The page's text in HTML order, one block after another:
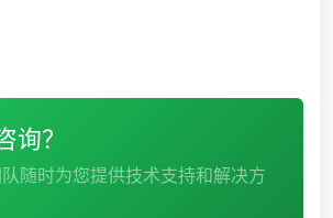
询？
随时为您提供技术支持和解决方